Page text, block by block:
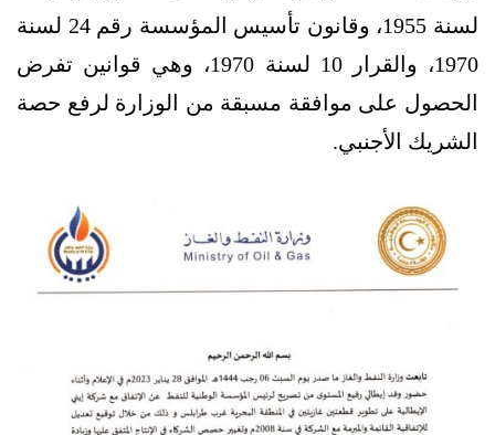
لسنة 1955، وقانون تأسيس المؤسسة رقم 24 لسنة
1970، والقرار 10 لسنة 1970، وهي قوانين تفرض
الحصول على موافقة مسبقة من الوزارة لرفع حصة
الشريك الأجنبي.